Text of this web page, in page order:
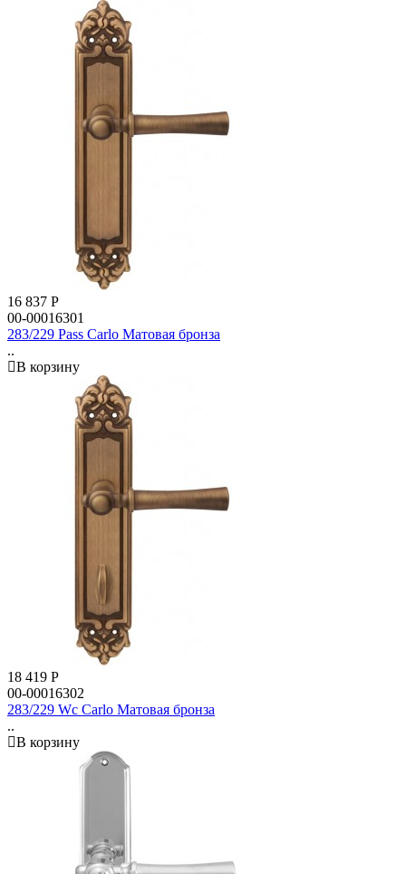
16 837 Р
00-00016301
283/229 Pass Carlo Матовая бронза
..
В корзину
18 419 Р
00-00016302
283/229 Wc Carlo Матовая бронза
..
В корзину